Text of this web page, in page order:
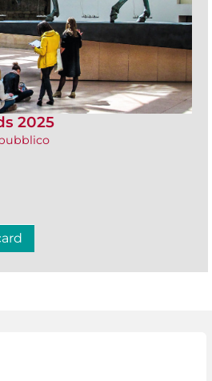
2025